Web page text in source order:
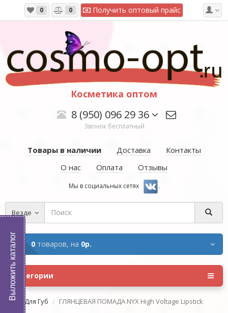
0 0 Получить оптовый прайс
Косметика оптом
8 (950) 096 29 36
Звонок бесплатный
Товары в наличии Доставка
Контакты
О нас
Оплата Отзывы
Мы в социальных сетях .
Везде
0 товаров, на 0р.
Категории
Для Губ ГЛЯНЦЕВАЯ ПОМАДА NYX High Voltage Lipstick
Выложить каталог